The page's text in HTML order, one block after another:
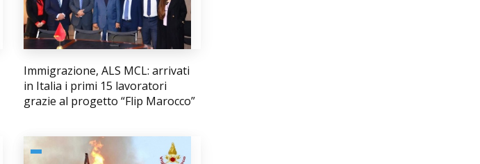
Immigrazione, ALS MCL: arrivati
in Italia i primi 15 lavoratori
grazie al progetto “Flip Marocco”